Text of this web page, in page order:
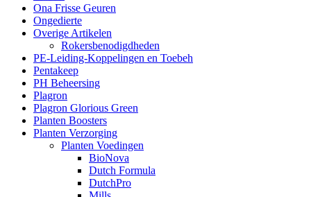
Ona Frisse Geuren
Ongedierte
Overige Artikelen
Rokersbenodigdheden
PE-Leiding-Koppelingen en Toebeh
Pentakeep
PH Beheersing
Plagron
Plagron Glorious Green
Planten Boosters
Planten Verzorging
Planten Voedingen
BioNova
Dutch Formula
DutchPro